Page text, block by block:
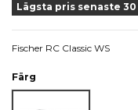
Lägsta pris senaste
Fischer RC Classic WS
Färg